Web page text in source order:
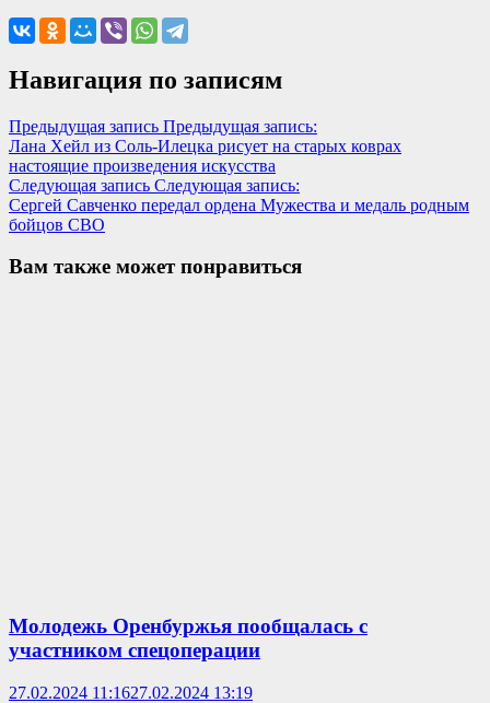
Навигация по записям
Предыдущая запись Предыдущая запись:
Лана Хейл из Соль-Илецка рисует на старых коврах
настоящие произведения искусства
Следующая запись Следующая запись:
Сергей Савченко передал ордена Мужества и медаль родным
бойцов СВО
Вам также может понравиться
Молодежь Оренбуржья пообщалась с
участником спецоперации
27.02.2024 11:1627.02.2024 13:19